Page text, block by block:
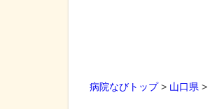
病院なびトップ> 山口県 >